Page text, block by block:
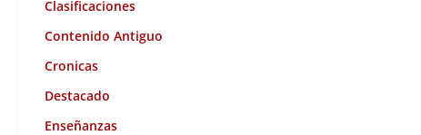
Clasificaciones
Contenido Antiguo
Cronicas
Destacado
Enseñanzas